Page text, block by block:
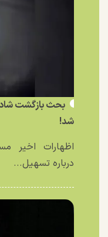
بحث بازگشت
شد!
اظهارات اخیر
درباره تسهیل...